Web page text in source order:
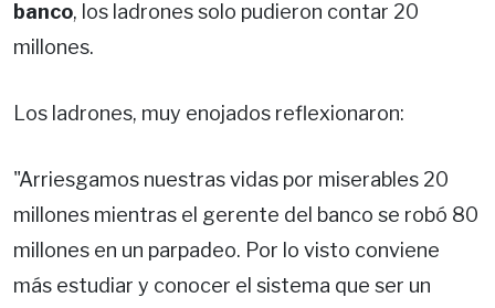
banco, los ladrones solo pudieron contar 20
millones.
Los ladrones, muy enojados reflexionaron:
"Arriesgamos nuestras vidas por miserables 20
millones mientras el gerente del banco se robó 80
millones en un parpadeo. Por lo visto conviene
más estudiar y conocer el sistema que ser un